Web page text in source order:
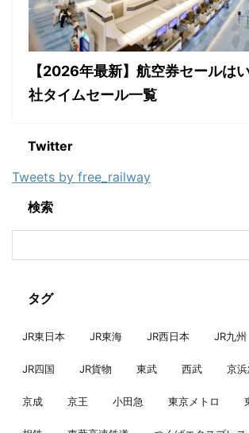
【2026年最新】航空券セールは
社タイムセール一覧
Twitter
Tweets by free_railway
検索
タグ
JR東日本 JR東海 JR西日本 JR九州
JR四国 JR貨物 東武 西武 京
京成 京王 小田急 東京メトロ